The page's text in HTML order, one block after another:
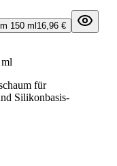
150 ml 16,96 €
für
Silikonbasis-